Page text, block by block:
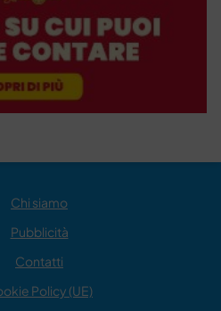
Chi siamo
Pubblicità
Contatti
Policy (UE)